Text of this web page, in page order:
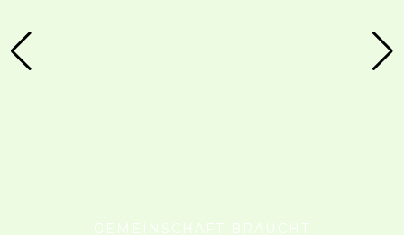
GEMEINSCHAFT BRAUCHT